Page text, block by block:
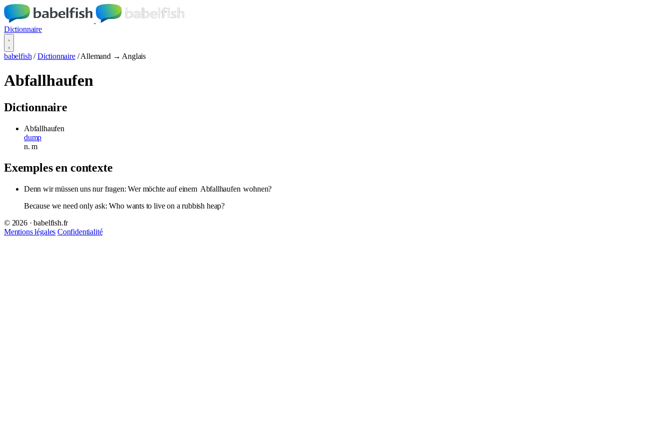
Dictionnaire
babelfish / Dictionnaire / Allemand → Anglais
Abfallhaufen
Dictionnaire
Abfallhaufen
dump
n.m
Exemples en contexte
Denn wir müssen uns nur fragen: Wer möchte auf einem Abfallhaufen wohnen?
Because we need only ask: Who wants to live on a rubbish heap?
© 2026 · babelfish.fr
Mentions légales Confidentialité